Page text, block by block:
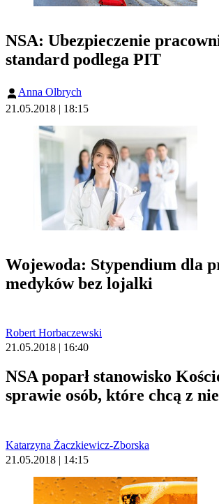
NSA: Ubezpieczenie
standard podlega PIT
Anna Olbrych
21.05.2018 | 18:15
Wojewoda: Stypendium dla
medyków bez lojalki
Robert Horbaczewski
21.05.2018 | 16:40
NSA poparł stanowisko
sprawie osób, które chcą z
Katarzyna Żaczkiewicz-Zborska
21.05.2018 | 14:15